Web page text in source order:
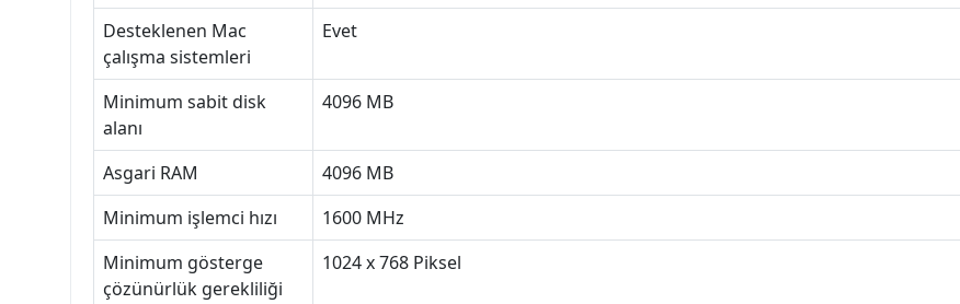
Desteklenen Mac
çalışma sistemleri
Evet
Minimum sabit disk
alanı
4096 MB
Asgari RAM
4096 MB
Minimum işlemci hızı
1600 MHz
Minimum gösterge
çözünürlük gerekliliği
1024 x 768 Piksel